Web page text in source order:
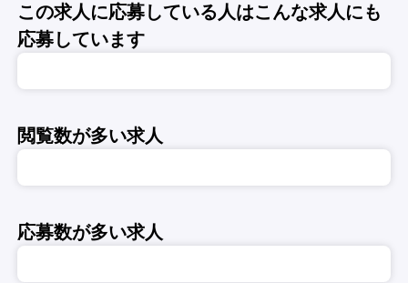
この求人に応募している人はこんな求人にも
応募しています
閲覧数が多い求人
応募数が多い求人